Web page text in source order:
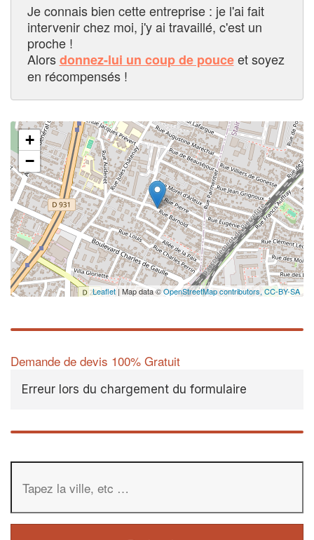
Je connais bien cette entreprise : je l'ai fait
intervenir chez moi, j'y ai travaillé, c'est un
proche !
Alorsdonnez-lui un coup de pouceet soyez
en récompensés !
+
−
Leaflet | Map data ©OpenStreetMap contributors, CC-BY-SA
Demande de devis 100% Gratuit
Erreur lors du chargement du formulaire
✕